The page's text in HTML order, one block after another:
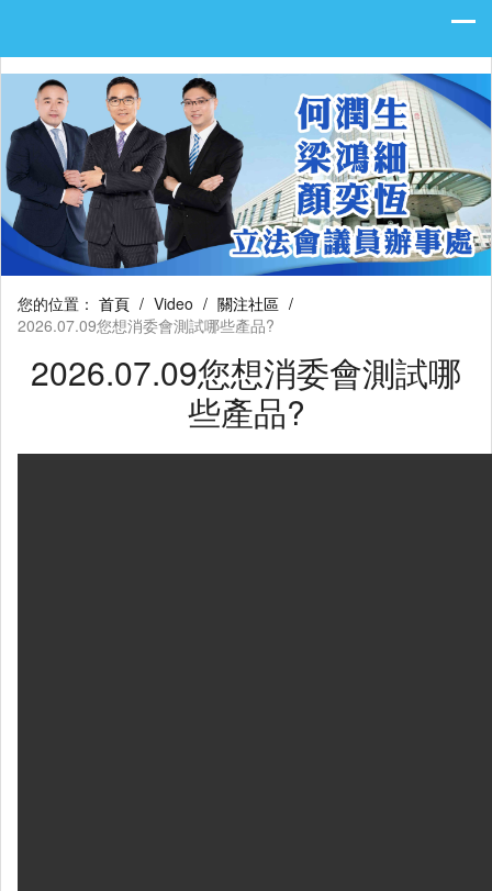
您的位置： 首頁 / Video / 關注社區 /
2026.07.09您想消委會測試哪些產品?
2026.07.09您想消委會測試哪
些產品?